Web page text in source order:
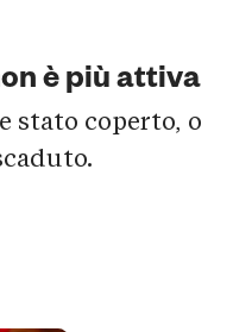
è più attiva
stato coperto, o